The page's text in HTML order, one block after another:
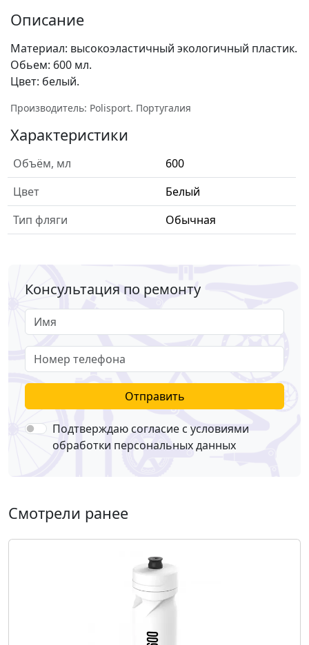
Описание
Материал: высокоэластичный экологичный пластик.
Обьем: 600 мл.
Цвет: белый.
Производитель: Polisport. Португалия
Характеристики
Объём, мл
600
Цвет
Белый
Тип фляги
Обычная
Консультация по ремонту
Имя
Номер телефона
Отправить
Подтверждаю согласие с условиями
обработки персональных данных
Смотрели ранее